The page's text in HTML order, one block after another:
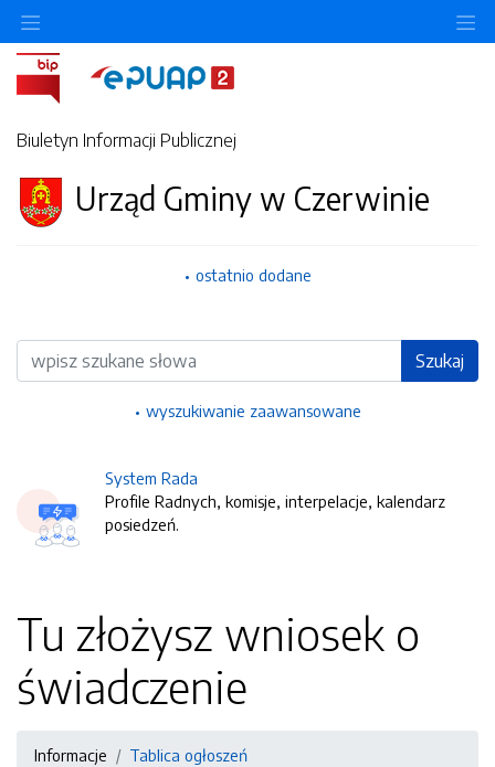
Biuletyn Informacji Publicznej
Urząd Gminy w Czerwinie
ostatnio dodane
Wyszukiwarka Szukaj
wyszukiwanie zaawansowane
System Rada
Profile Radnych, komisje, interpelacje, kalendarz
posiedzeń.
Tu złożysz wniosek o
świadczenie
Informacje
Tablica ogłoszeń